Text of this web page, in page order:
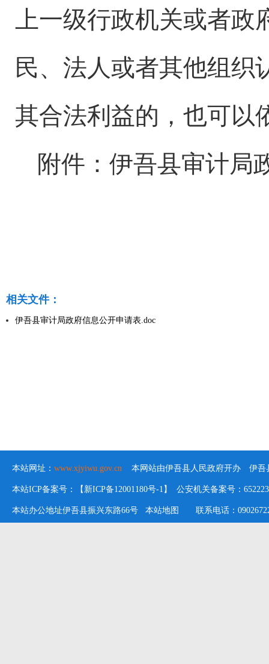
上一级行政机关或者政
民、法人或者其他组织
其合法利益的，也可以
附件：伊吾县审计局
相关文件：
伊吾县审计局政府信息公开申请表.doc
本站网址： www.xjyiwu.gov.cn 本网站由伊吾县人民政府开办 伊吾
本站ICP备案号：【新ICP备12001180号-1】 公安机关备案号：
本站办公地址伊吾县振兴东路66号 本站地图 联系电话：